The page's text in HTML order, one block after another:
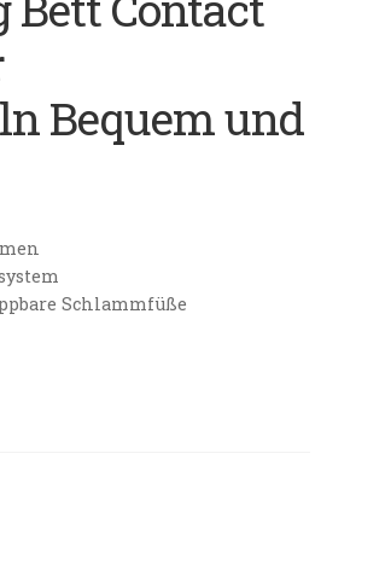
Bequem und
Schlammfüße